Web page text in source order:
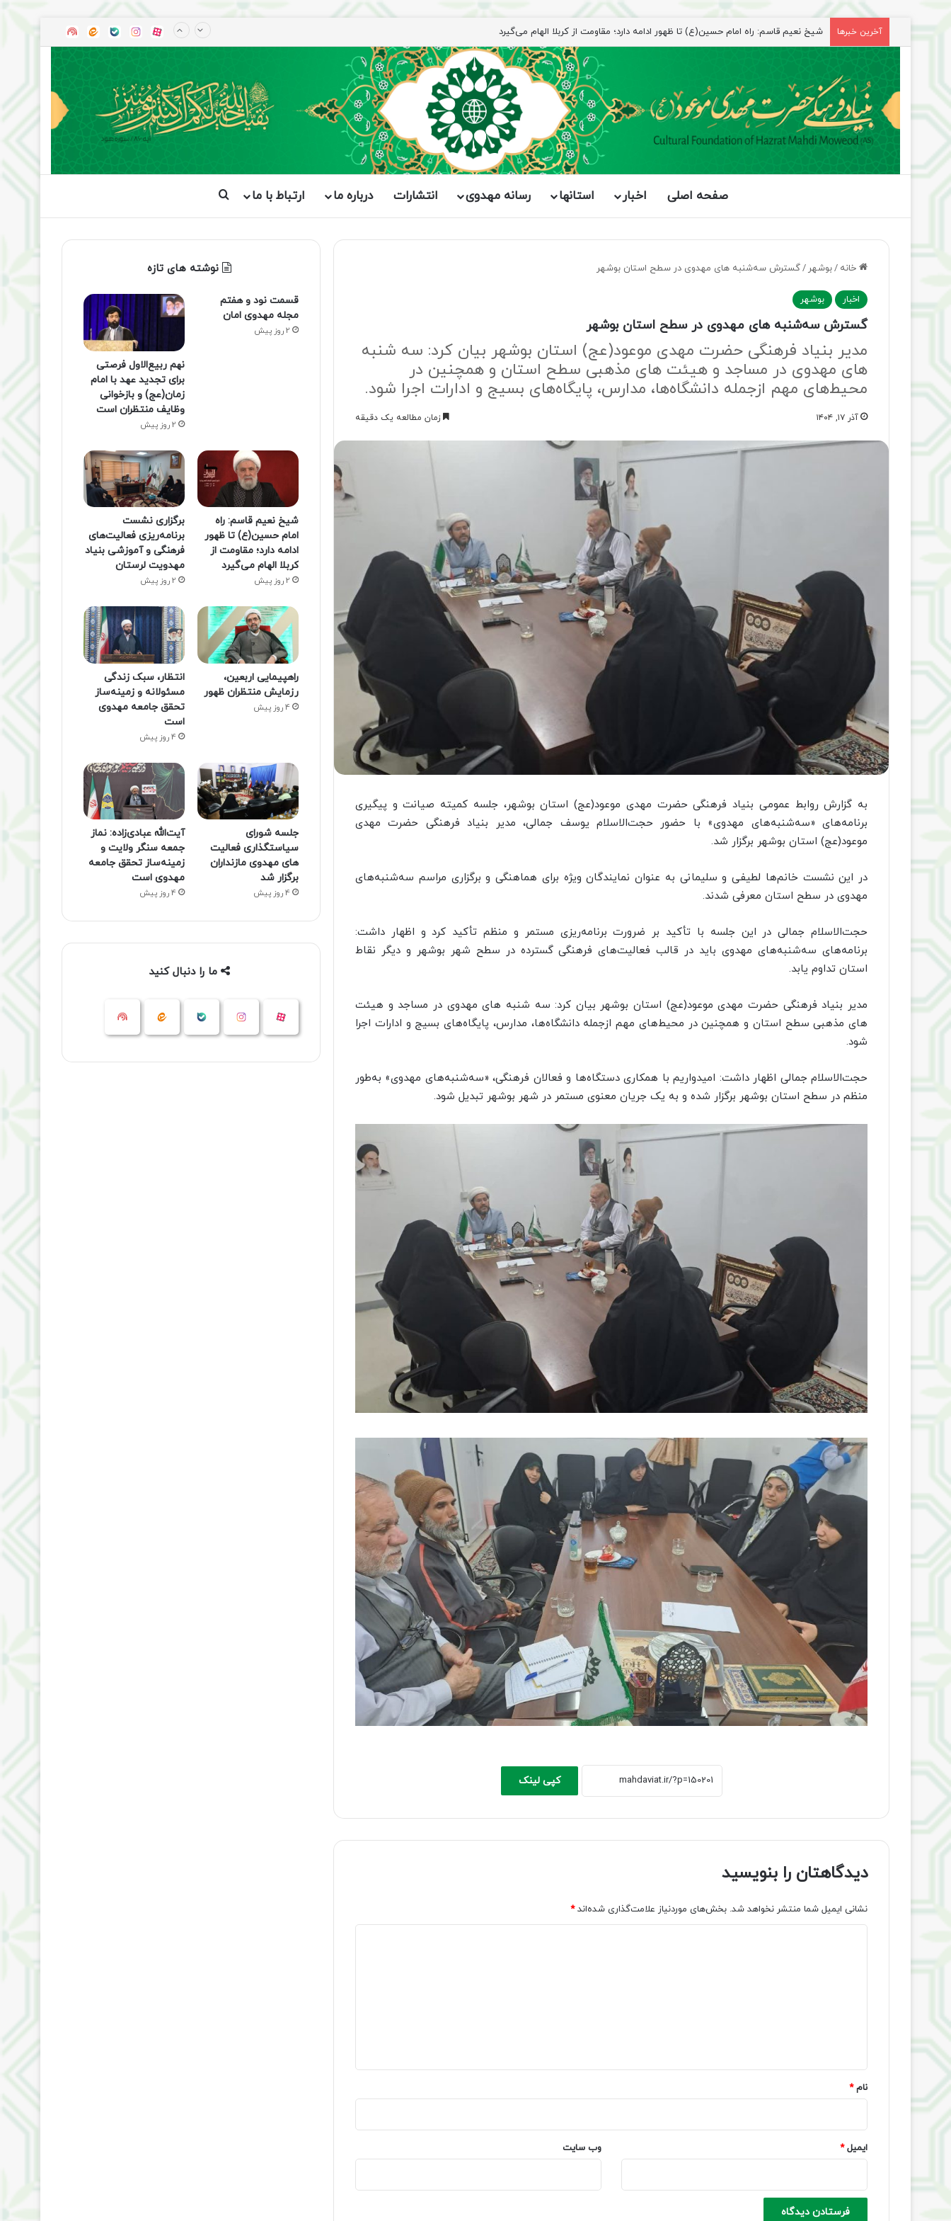
آخرین خبرها راهپیمایی اربعین، رزمایش منتظران ظهور آپاراتاینستاگرام
بله ایتا
صفحه اصلی اخبار استانها رسانه مهدوی انتشارات درباره ما ارتباط با ما جستجو برای
خانه /بوشهر /گسترش سه‌شنبه‌ های مهدوی در سطح استان بوشهر
اخبار بوشهر
گسترش سه‌شنبه‌ های مهدوی در سطح استان بوشهر
مدیر بنیاد فرهنگی حضرت مهدی موعود(عج) استان بوشهر بیان کرد: سه شنبه
های مهدوی در مساجد و هیئت های مذهبی سطح استان و همچنین در
محیط‌های مهم ازجمله دانشگاه‌ها، مدارس، پایگاه‌های بسیج و ادارات اجرا شود.
آذر ۱۷, ۱۴۰۴ زمان مطالعه یک دقیقه
به گزارش روابط عمومی بنیاد فرهنگی حضرت مهدی موعود(عج) استان بوشهر، جلسه کمیته صیانت و پیگیری
برنامه‌های «سه‌شنبه‌های مهدوی» با حضور حجت‌الاسلام یوسف جمالی، مدیر بنیاد فرهنگی حضرت مهدی
موعود(عج) استان بوشهر برگزار شد.
در این نشست خانم‌ها لطیفی و سلیمانی به عنوان نمایندگان ویژه برای هماهنگی و برگزاری مراسم سه‌شنبه‌های
مهدوی در سطح استان معرفی شدند.
حجت‌الاسلام جمالی در این جلسه با تأکید بر ضرورت برنامه‌ریزی مستمر و منظم تأکید کرد و اظهار داشت:
برنامه‌های سه‌شنبه‌های مهدوی باید در قالب فعالیت‌های فرهنگی گسترده در سطح شهر بوشهر و دیگر نقاط
استان تداوم یابد.
مدیر بنیاد فرهنگی حضرت مهدی موعود(عج) استان بوشهر بیان کرد: سه شنبه های مهدوی در مساجد و هیئت
های مذهبی سطح استان و همچنین در محیط‌های مهم ازجمله دانشگاه‌ها، مدارس، پایگاه‌های بسیج و ادارات اجرا
شود.
حجت‌الاسلام جمالی اظهار داشت: امیدواریم با همکاری دستگاه‌ها و فعالان فرهنگی، «سه‌شنبه‌های مهدوی» به‌طور
منظم در سطح استان بوشهر برگزار شده و به یک جریان معنوی مستمر در شهر بوشهر تبدیل شود.
کپی لینک
دیدگاهتان را بنویسید
نشانی ایمیل شما منتشر نخواهد شد. بخش‌های موردنیاز علامت‌گذاری شده‌اند*
نام*
ایمیل* وب‌ سایت
نوشته های تازه
قسمت نود و هفتم
مجله مهدوی امان
2 روز پیش
نهم ربیع‌الاول فرصتی
برای تجدید عهد با امام
زمان(عج) و بازخوانی
وظایف منتظران است
2 روز پیش
شیخ نعیم قاسم: راه
امام حسین(ع) تا ظهور
ادامه دارد؛ مقاومت از
کربلا الهام می‌گیرد
2 روز پیش
برگزاری نشست
برنامه‌ریزی فعالیت‌های
فرهنگی و آموزشی بنیاد
مهدویت لرستان
2 روز پیش
راهپیمایی اربعین،
رزمایش منتظران ظهور
4 روز پیش
انتظار، سبک زندگی
مسئولانه و زمینه‌ساز
تحقق جامعه مهدوی
است
4 روز پیش
جلسه شورای
سیاستگذاری فعالیت
های مهدوی مازنداران
برگزار شد
4 روز پیش
آیت‌الله عبادی‌زاده: نماز
جمعه سنگر ولایت و
زمینه‌ساز تحقق جامعه
مهدوی است
4 روز پیش
ما را دنبال کنید
آپارات اینستاگرام ایتا